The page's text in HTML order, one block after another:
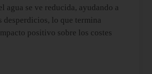
agua se ve reducida, ayudando a
desperdicios, lo que termina
positivo sobre los costes